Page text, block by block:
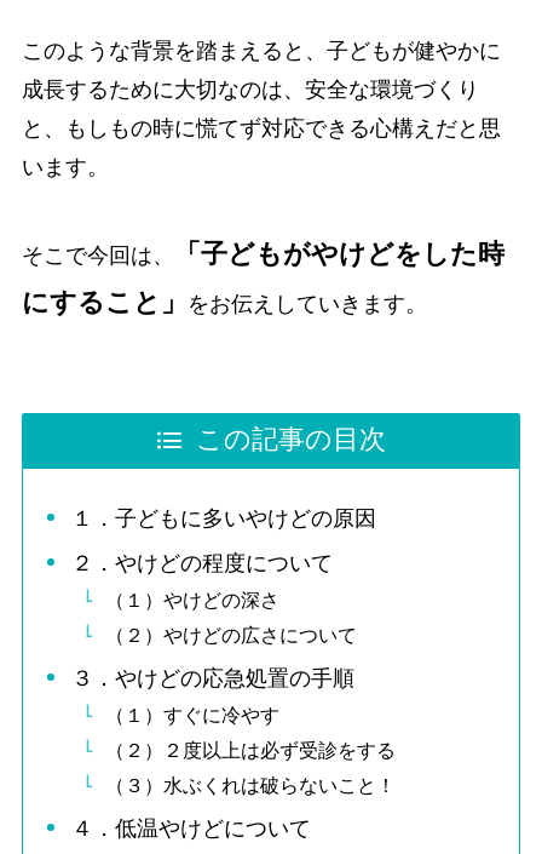
このような背景を踏まえると、子どもが健やかに
成長するために大切なのは、安全な環境づくり
と、もしもの時に慌てず対応できる心構えだと思
います。
そこで今回は、
「子どもがやけどをした時
にすること」
をお伝えしていきます。
この記事の目次
１．子どもに多いやけどの原因
２．やけどの程度について
（１）やけどの深さ
（２）やけどの広さについて
３．やけどの応急処置の手順
（１）すぐに冷やす
（２）２度以上は必ず受診をする
（３）水ぶくれは破らないこと！
４．低温やけどについて